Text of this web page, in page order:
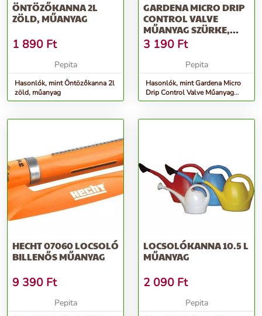
ÖNTÖZŐKANNA 2L
ZÖLD, MŰANYAG
1 890 Ft
Pepita
Hasonlók, mint Öntözőkanna 2l
zöld, műanyag
GARDENA MICRO DRIP
CONTROL VALVE
MŰANYAG SZÜRKE,
NARANCSSÁRGA
3 190 Ft
Pepita
Hasonlók, mint Gardena Micro
Drip Control Valve Műanyag
Szürke, Narancssárga
HECHT 07060 LOCSOLÓ
BILLENŐS MŰANYAG
9 390 Ft
Pepita
LOCSOLÓKANNA 10.5 L
MŰANYAG
2 090 Ft
Pepita